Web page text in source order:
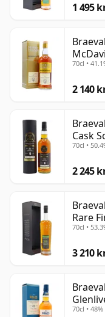
1 495
70cl •
2 140
Cask
70cl •
2 245
Rare
70cl •
3 210
70cl • 48%